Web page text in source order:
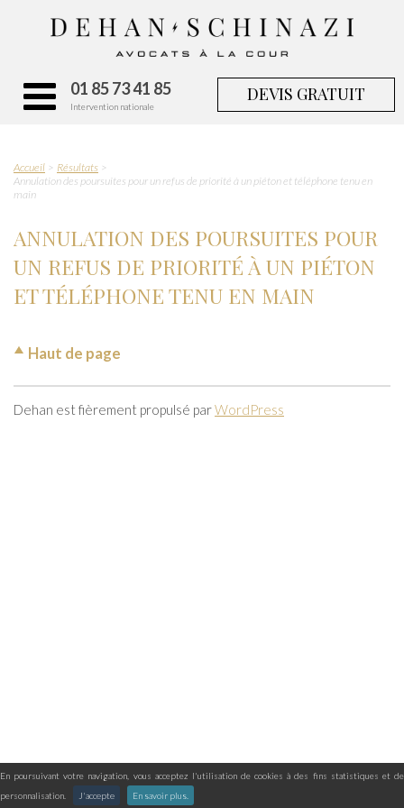
En poursuivant votre navigation, vous acceptez l'utilisation de cookies à des fins statistiques et de
personnalisation.
J'accepte En savoir plus.
01 85 73 41 85
Intervention nationale
DEVIS GRATUIT
Accueil
Résultats
Annulation des poursuites pour un refus de priorité à un piéton et téléphone tenu en
main
ANNULATION DES POURSUITES POUR
UN REFUS DE PRIORITÉ À UN PIÉTON
ET TÉLÉPHONE TENU EN MAIN
Haut de page
Dehan est fièrement propulsé parWordPress